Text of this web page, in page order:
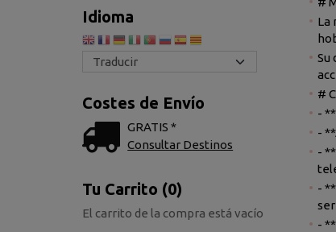
Idioma
Costes de Envío
GRATIS *
Consultar Destinos
Tu Carrito (0)
El carrito de la compra está vacío
La
Su
#
-
-
-
-
-